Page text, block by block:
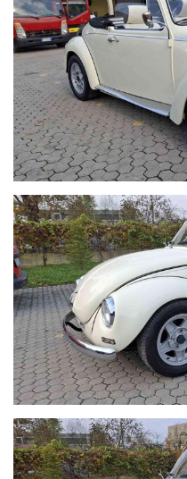
VALUTO PARZIALE PERMUTA
SITOWWW.CANZIANAUTO.IT